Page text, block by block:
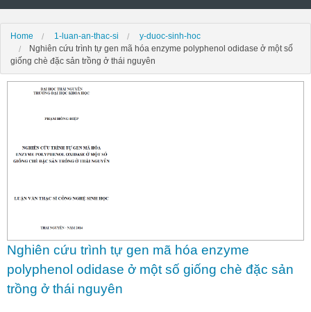
Home 1-luan-an-thac-si
y-duoc-sinh-hoc
Nghiên cứu trình tự gen mã hóa enzyme polyphenol odidase ở một số
giống chè đặc sản trồng ở thái nguyên
Nghiên cứu trình tự gen mã hóa enzyme
polyphenol odidase ở một số giống chè đặc sản
trồng ở thái nguyên